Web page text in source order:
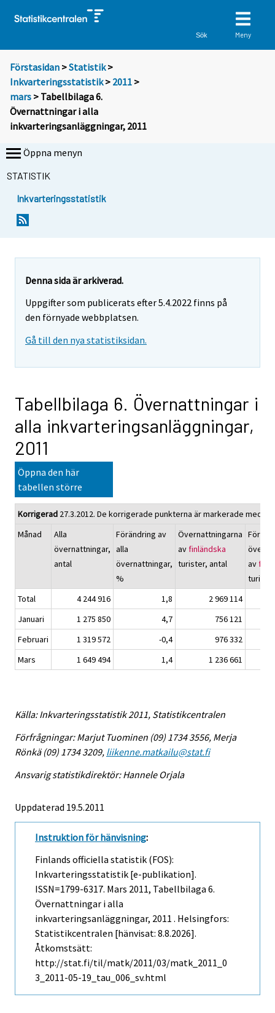
Sök Meny
Förstasidan >Statistik >
Inkvarteringsstatistik> 2011 >
mars > Tabellbilaga 6.
Övernattningar i alla
inkvarteringsanläggningar, 2011
Öppna menyn
STATISTIK
Inkvarteringsstatistik
Denna sida är arkiverad.
Uppgifter som publicerats efter 5.4.2022 finns på
den förnyade webbplatsen.
Gå till den nya statistiksidan.
Tabellbilaga 6. Övernattningar i
alla inkvarteringsanläggningar,
2011
Öppna den här
tabellen större
Korrigerad 27.3.2012. De korrigerade punkterna är markerade med
Månad
Alla
övernattningar,
antal
Förändring av
alla
övernattningar,
%
Övernattningarna
av finländska
turister, antal
av
Total
4 244 916 1,8
2 969 114
Januari
1 275 850 4,7
756 121
Februari
1 319 572 -0,4
976 332
Mars
1 649 494 1,4 1 236 661
Källa: Inkvarteringsstatistik 2011, Statistikcentralen
Förfrågningar: Marjut Tuominen (09) 1734 3556, Merja
Rönkä (09) 1734 3209, liikenne.matkailu@stat.fi
Ansvarig statistikdirektör: Hannele Orjala
Uppdaterad 19.5.2011
Instruktion för hänvisning:
Finlands officiella statistik (FOS):
Inkvarteringsstatistik [e-publikation].
ISSN=1799-6317. Mars 2011, Tabellbilaga 6.
Övernattningar i alla
inkvarteringsanläggningar, 2011 . Helsingfors:
Statistikcentralen [hänvisat: 8.8.2026].
Åtkomstsätt:
http://stat.fi/til/matk/2011/03/matk_2011_0
3_2011-05-19_tau_006_sv.html